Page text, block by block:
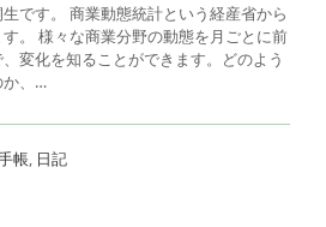
です。 商業動態統計という経産省から
。 様々な商業分野の動態を月ごとに前
変化を知ることができます。どのよう
か、…
帳, 日記